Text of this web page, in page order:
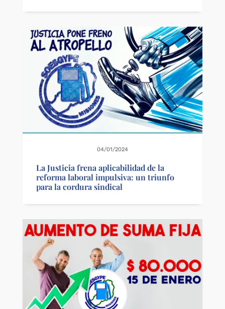
04/01/2024
La Justicia frena aplicabilidad de la
reforma laboral impulsiva: un triunfo
para la cordura sindical